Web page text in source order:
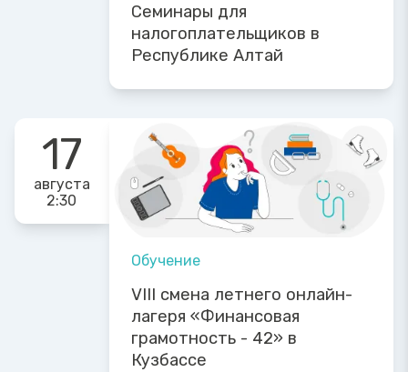
Семинары для
налогоплательщиков в
Республике Алтай
17
августа
2:30
Обучение
VIII смена летнего онлайн-
лагеря «Финансовая
грамотность - 42» в
Кузбассе